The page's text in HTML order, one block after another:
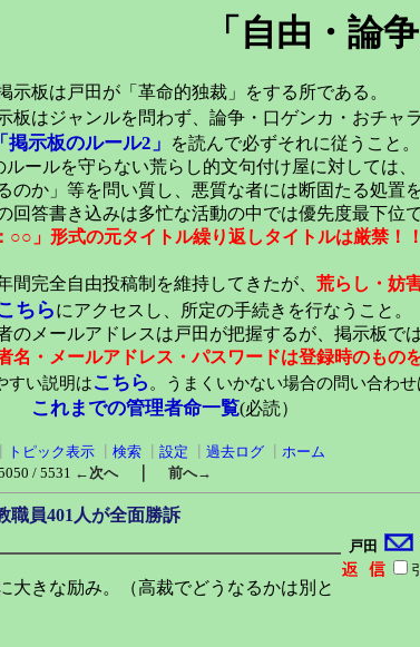
「自由・論
示板は戸田が「革命的独裁」をする所である。
板はジャンルを問わず、論争・口ゲンカ・おチャ
「掲示板のルール2」
を読んで必ずそれに従うこと。
ルールを守らない荒らし的文句付け屋に対しては
のか」等を問い質し、悪質な者には断固たる処置
回答書き込みは多忙な活動の中では優先度最下位
○○」形式の元タイトル繰り返しタイトルは厳禁！
間完全自由投稿制を維持してきたが、 荒らし・妨
ちらにアクセスし、所定の手続きを行なうこと。
のメールアドレスは戸田が把握するが、掲示板で
名・メールアドレス・パスワードは登録時のもの
すい説明はこちら。うまくいかない場合の問い合わせ
これまでの管理者命一覧(必読）
トピック表示 検索 設定 過去ログ
ホーム
/ 5531 ←次へ｜ 前へ→
員401人が全面勝訴
戸田
きな励み。（高裁でどうなるかは別と